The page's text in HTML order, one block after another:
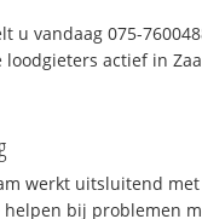
u vandaag 075-
actief in
werkt uitsluitend
helpen bij problemen